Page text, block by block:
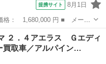
提携サイト 8月1日
マ ■ グレード名： アエラ
Ｖ オートクルーズ Ｒカメ
２．４アエラス Ｇエディ
取車／アルパイン…